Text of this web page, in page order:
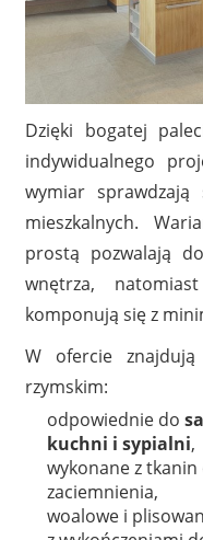
Dzięki bogatej
indywidualnego
wymiar
mieszkalnych.
prostą pozwalają
wnętrza,
komponują się z
W ofercie
rzymskim:
odpowiednie do
kuchni i sypialni,
wykonane z
zaciemnienia,
woalowe i